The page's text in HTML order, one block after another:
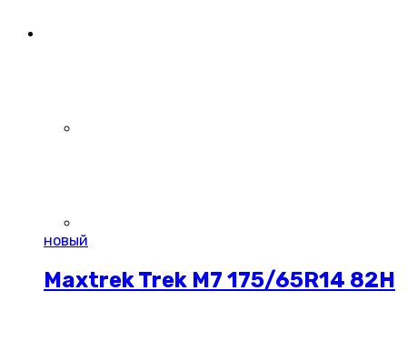
новый
Maxtrek Trek M7 175/65R14 82H